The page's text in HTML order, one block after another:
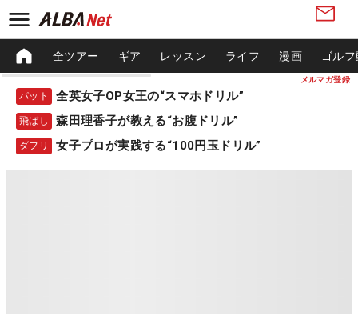
メルマガ登録
全ツアー ギア レッスン ライフ 漫画 ゴル
パット 全英女子OP女王の“スマホドリル”
飛ばし 森田理香子が教える“お腹ドリル”
ダフリ 女子プロが実践する“100円玉ドリル”